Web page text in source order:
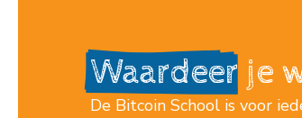
Waardeer je
De Bitcoin School is voor